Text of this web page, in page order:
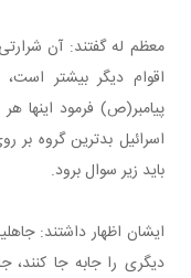
معظم له گفتند: آن
اقوام دیگر بیشتر است،
پیامبر(ص) فرمود اینها
اسرائیل بدترین گروه
باید زیر سوال برود.
ایشان اظهار داشتند:
دیگری را جابه جا